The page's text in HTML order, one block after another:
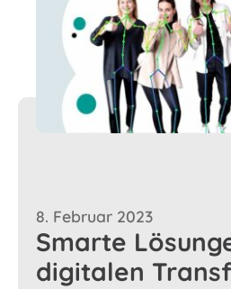
Smarte
digitalen
8. Februar 2023